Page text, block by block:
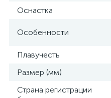
Оснастка
Особенности
Плавучесть
Размер (мм)
Страна регистрации